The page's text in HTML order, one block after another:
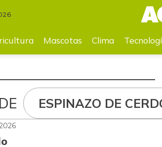
Clima Tecnología
Mascotas Clima
ESPINAZO DE